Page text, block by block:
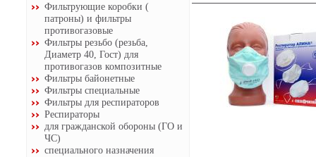
Фильтрующие коробки (
патроны) и фильтры
противогазовые
Фильтры резьбо (резьба,
Диаметр 40, Гост) для
противогазов композитные
Фильтры байонетные
Фильтры специальные
Фильтры для респираторов
Респираторы
для гражданской обороны (ГО и
ЧС)
специального назначения